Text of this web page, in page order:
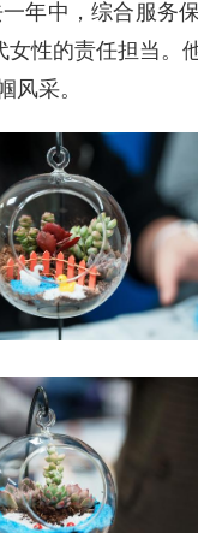
年中，综合服务
性的责任担当。
风采。